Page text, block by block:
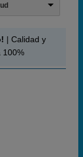
| Calidad y
100%